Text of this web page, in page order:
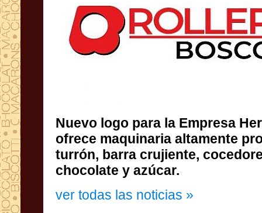
Nuevo logo para la Empresa
ofrece maquinaria
turrón, barra crujiente,
chocolate y azúcar.
ver todas las noticias »